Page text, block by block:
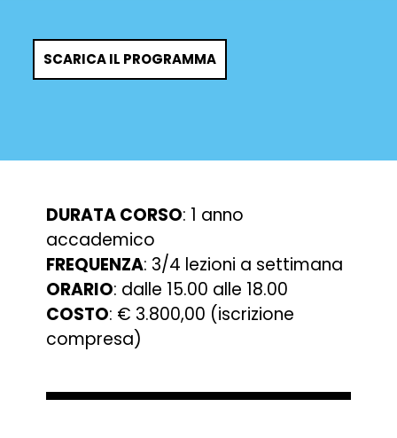
SCARICA IL PROGRAMMA
DURATA CORSO: 1 anno
accademico
FREQUENZA: 3/4 lezioni a settimana
ORARIO: dalle 15.00 alle 18.00
COSTO: € 3.800,00 (iscrizione
compresa)